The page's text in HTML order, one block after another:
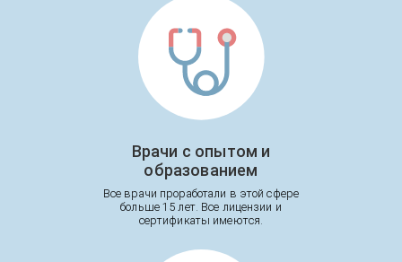
Врачи с опытом и
образованием
Все врачи проработали в этой сфере
больше 15 лет. Все лицензии и
сертификаты имеются.